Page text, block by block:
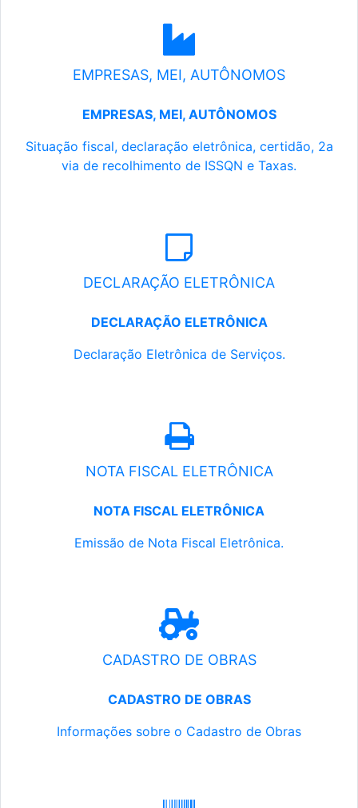
EMPRESAS, MEI, AUTÔNOMOS
EMPRESAS, MEI, AUTÔNOMOS
Situação fiscal, declaração eletrônica, certidão, 2a
via de recolhimento de ISSQN e Taxas.
DECLARAÇÃO ELETRÔNICA
DECLARAÇÃO ELETRÔNICA
Declaração Eletrônica de Serviços.
NOTA FISCAL ELETRÔNICA
NOTA FISCAL ELETRÔNICA
Emissão de Nota Fiscal Eletrônica.
CADASTRO DE OBRAS
CADASTRO DE OBRAS
Informações sobre o Cadastro de Obras